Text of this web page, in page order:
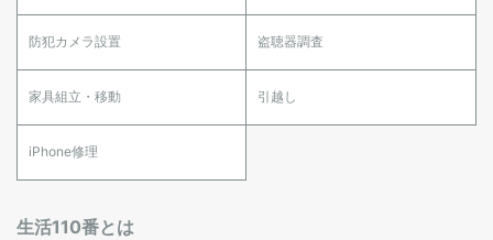
防犯カメラ設置 盗聴器調査
家具組立・移動 引越し
iPhone修理
生活110番とは